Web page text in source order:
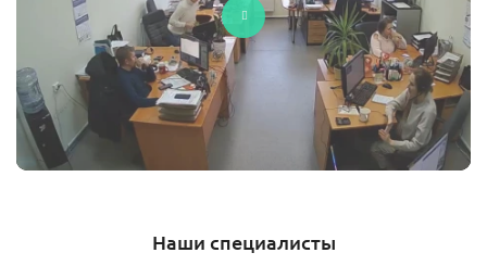
Наши специалисты